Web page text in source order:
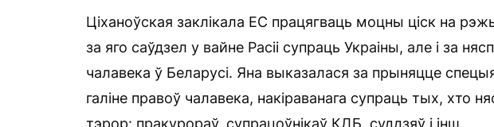
Ціханоўская заклікала ЕС працягваць моцны ціск на
за яго саўдзел у вайне Расіі супраць Украіны, але і за
чалавека ў Беларусі. Яна выказалася за прыняцце
галіне правоў чалавека, накіраванага супраць тых, хто
тэрор: пракурораў, супрацоўнікаў КДБ, суддзяў і інш.